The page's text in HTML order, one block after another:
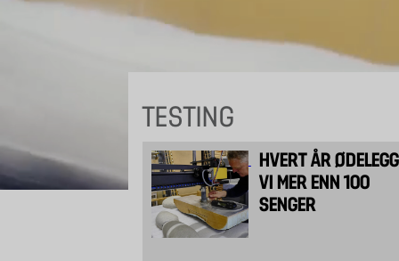
TESTING
HVERT ÅR
VI MER ENN 100
SENGER